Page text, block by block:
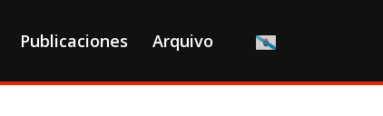
Publicaciones Arquivo